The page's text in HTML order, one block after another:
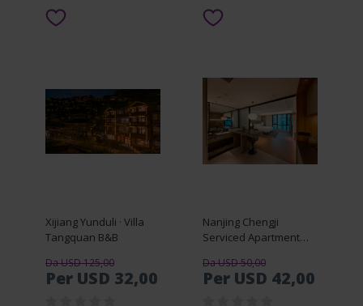
Xijiang Yunduli · Villa
Tangquan B&B
Da USD 125,00
Per USD 32,00
Nanjing Chengji
Serviced Apartment
Station Hongshan
Forest Zoo)
Da USD 50,00
Per USD 42,00